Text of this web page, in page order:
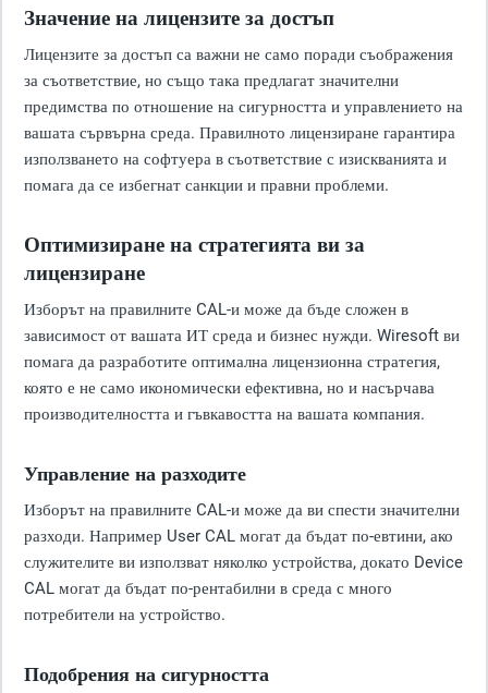
Значение на лицензите за достъп
Лицензите за достъп са важни не само поради съображения
за съответствие, но също така предлагат значителни
предимства по отношение на сигурността и управлението на
вашата сървърна среда. Правилното лицензиране гарантира
използването на софтуера в съответствие с изискванията и
помага да се избегнат санкции и правни проблеми.
Оптимизиране на стратегията ви за
лицензиране
Изборът на правилните CAL-и може да бъде сложен в
зависимост от вашата ИТ среда и бизнес нужди. Wiresoft ви
помага да разработите оптимална лицензионна стратегия,
която е не само икономически ефективна, но и насърчава
производителността и гъвкавостта на вашата компания.
Управление на разходите
Изборът на правилните CAL-и може да ви спести значителни
разходи. Например User CAL могат да бъдат по-евтини, ако
служителите ви използват няколко устройства, докато Device
CAL могат да бъдат по-рентабилни в среда с много
потребители на устройство.
Подобрения на сигурността